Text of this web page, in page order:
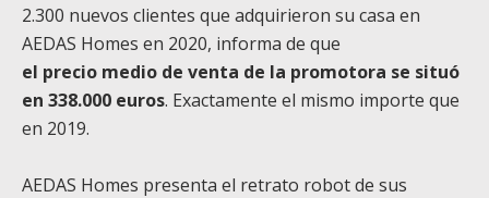
2.300 nuevos clientes que adquirieron su casa en
AEDAS Homes en 2020, informa de que
el precio medio de venta de la promotora se situó
en 338.000 euros. Exactamente el mismo importe que
en 2019.
AEDAS Homes presenta el retrato robot de sus